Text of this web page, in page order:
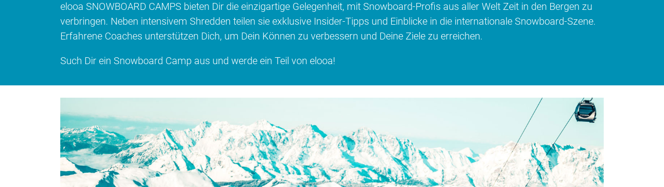
elooa SNOWBOARD CAMPS bieten Dir die einzigartige Gelegenheit, mit Snowboard-Profis aus aller Welt Zeit in den Bergen zu
verbringen. Neben intensivem Shredden teilen sie exklusive Insider-Tipps und Einblicke in die internationale Snowboard-Szene.
Erfahrene Coaches unterstützen Dich, um Dein Können zu verbessern und Deine Ziele zu erreichen.
Such Dir ein Snowboard Camp aus und werde ein Teil von elooa!